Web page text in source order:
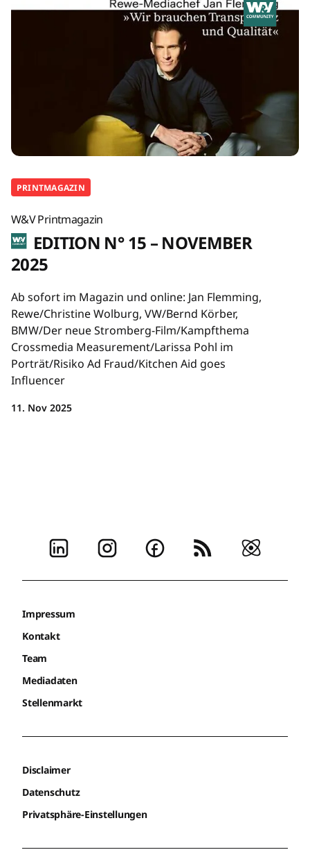
PRINTMAGAZIN
W&V Printmagazin
EDITION N° 15 – NOVEMBER
2025
Ab sofort im Magazin und online: Jan Flemming,
Rewe/Christine Wolburg, VW/Bernd Körber,
BMW/Der neue Stromberg-Film/Kampfthema
Crossmedia Measurement/Larissa Pohl im
Porträt/Risiko Ad Fraud/Kitchen Aid goes
Influencer
11. Nov 2025
Impressum
Kontakt
Team
Mediadaten
Stellenmarkt
Disclaimer
Datenschutz
Privatsphäre-Einstellungen